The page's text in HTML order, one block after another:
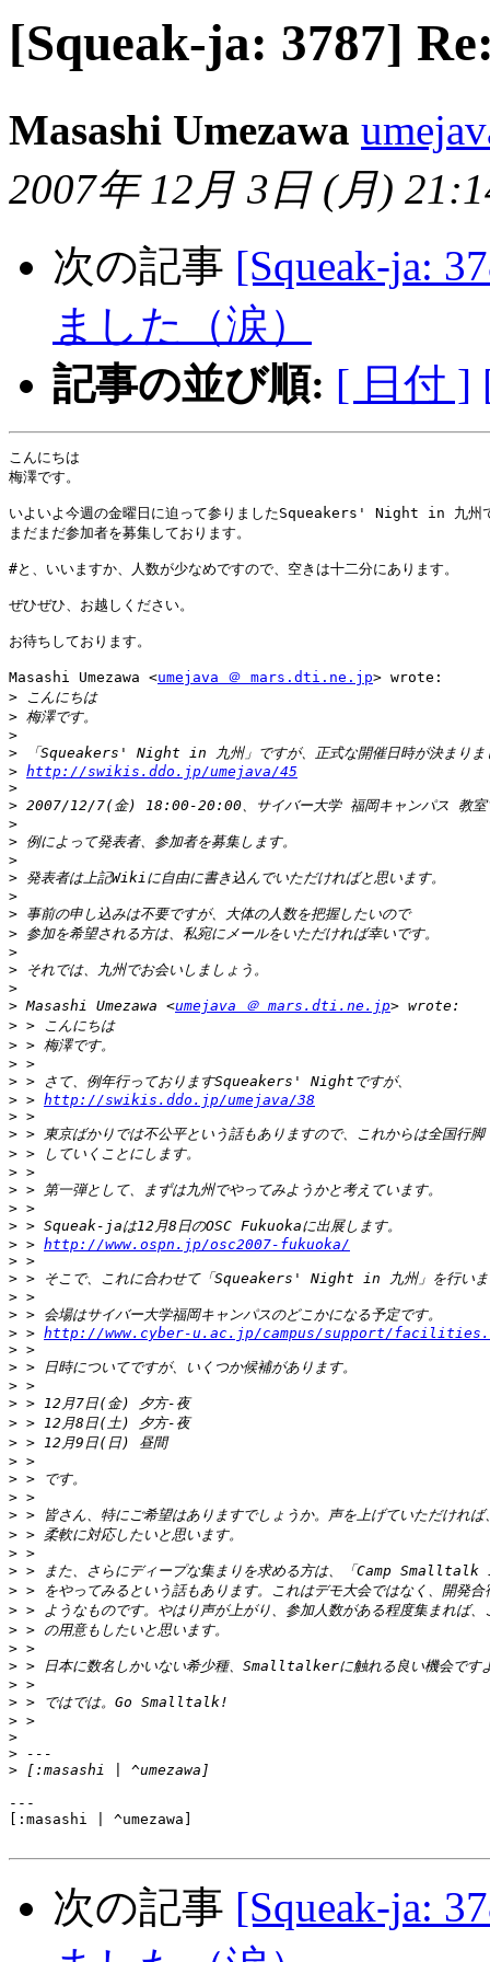
[Squeak-ja: 3787]
Masashi Umezawa
2007年 12月 3日 (月)
次の記事 [Squeak-ja:
ました（涙）
記事の並び順: [ 日付 ]
こんにちは
梅澤です。
いよいよ今週の金曜日に迫って参りましたSqueakers' Night in 九州
まだまだ参加者を募集しております。
#と、いいますか、人数が少なめですので、空きは十二分にあります。
ぜひぜひ、お越しください。
お待ちしております。
Masashi Umezawa <umejava ＠ mars.dti.ne.jp> wrote:
>
>
>
>
> http://swikis.ddo.jp/umejava/45
>
>
>
>
>
>
>
>
>
>
>
>
> Masashi Umezawa <umejava ＠ mars.dti.ne.jp
>
>
>
>
> > http://swikis.ddo.jp/umejava/38
>
>
>
>
>
>
>
> > http://www.ospn.jp/osc2007-fukuoka/
>
>
>
>
> > http://www.cyber-u.ac.jp/campus/support/
>
>
>
>
>
>
>
>
>
>
>
>
>
>
>
>
>
>
>
>
>
>
>
>
---
[:masashi | ^umezawa]
次の記事 [Squeak-ja: